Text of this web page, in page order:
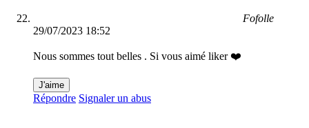
Fofolle
29/07/2023 18:52
Nous sommes tout belles . Si vous aimé liker ❤️
J'aime
Répondre Signaler un abus